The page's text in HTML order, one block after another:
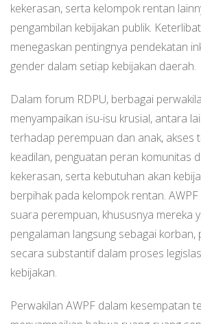
kekerasan, serta kelompok rentan
pengambilan kebijakan publik.
menegaskan pentingnya pendekatan
gender dalam setiap kebijakan daerah.
Dalam forum RDPU, berbagai
menyampaikan isu-isu krusial, antara
terhadap perempuan dan anak, akses
keadilan, penguatan peran komunitas
kekerasan, serta kebutuhan akan
berpihak pada kelompok rentan.
suara perempuan, khususnya mereka
pengalaman langsung sebagai
secara substantif dalam proses
kebijakan.
Perwakilan AWPF dalam kesempatan